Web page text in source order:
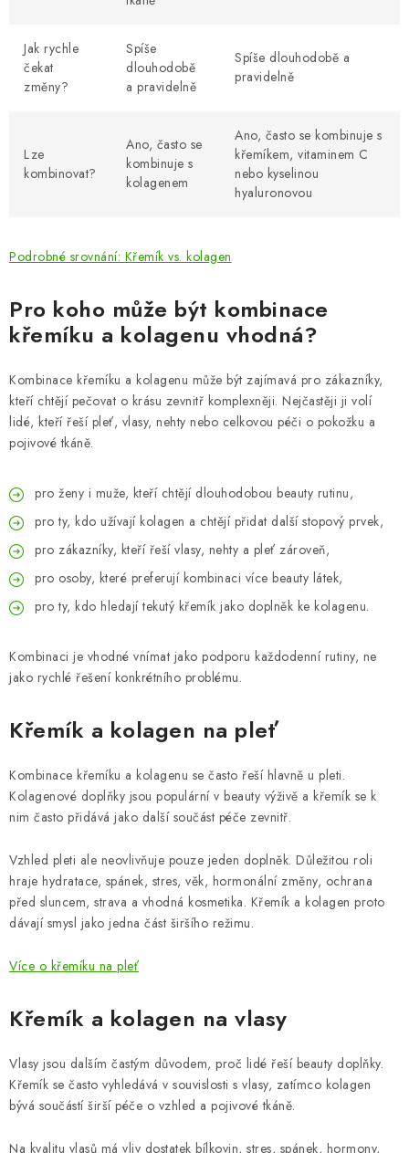
Jak rychle
čekat
změny?
Spíše
dlouhodobě
a pravidelně
Spíše dlouhodobě a
pravidelně
Lze
kombinovat?
Ano, často se
kombinuje s
kolagenem
Ano, často se kombinuje s
křemíkem, vitaminem C
nebo kyselinou
hyaluronovou
Podrobné srovnání: Křemík vs. kolagen
Pro koho může být kombinace
křemíku a kolagenu vhodná?
Kombinace křemíku a kolagenu může být zajímavá pro zákazníky,
kteří chtějí pečovat o krásu zevnitř komplexněji. Nejčastěji ji volí
lidé, kteří řeší pleť, vlasy, nehty nebo celkovou péči o pokožku a
pojivové tkáně.
pro ženy i muže, kteří chtějí dlouhodobou beauty rutinu,
pro ty, kdo užívají kolagen a chtějí přidat další stopový prvek,
pro zákazníky, kteří řeší vlasy, nehty a pleť zároveň,
pro osoby, které preferují kombinaci více beauty látek,
pro ty, kdo hledají tekutý křemík jako doplněk ke kolagenu.
Kombinaci je vhodné vnímat jako podporu každodenní rutiny, ne
jako rychlé řešení konkrétního problému.
Křemík a kolagen na pleť
Kombinace křemíku a kolagenu se často řeší hlavně u pleti.
Kolagenové doplňky jsou populární v beauty výživě a křemík se k
nim často přidává jako další součást péče zevnitř.
Vzhled pleti ale neovlivňuje pouze jeden doplněk. Důležitou roli
hraje hydratace, spánek, stres, věk, hormonální změny, ochrana
před sluncem, strava a vhodná kosmetika. Křemík a kolagen proto
dávají smysl jako jedna část širšího režimu.
Více o křemíku na pleť
Křemík a kolagen na vlasy
Vlasy jsou dalším častým důvodem, proč lidé řeší beauty doplňky.
Křemík se často vyhledává v souvislosti s vlasy, zatímco kolagen
bývá součástí širší péče o vzhled a pojivové tkáně.
Na kvalitu vlasů má vliv dostatek bílkovin, stres, spánek, hormony,